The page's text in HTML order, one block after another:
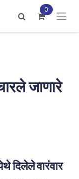
0
जाणारे
दिलेले वारंवार